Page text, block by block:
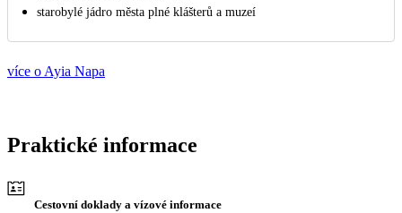
starobylé jádro města plné klášterů a muzeí
více o Ayia Napa
Praktické informace
Cestovní doklady a vízové informace